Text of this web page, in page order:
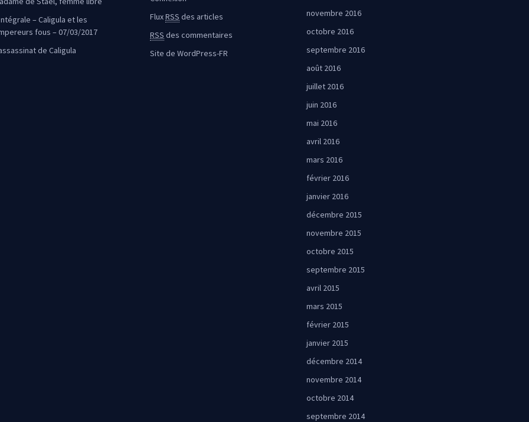
– Caligula et les
fous – 07/03/2017
de Caligula
novembre 2016
octobre 2016
septembre 2016
août 2016
juillet 2016
juin 2016
mai 2016
avril 2016
mars 2016
février 2016
janvier 2016
décembre 2015
novembre 2015
octobre 2015
septembre 2015
avril 2015
mars 2015
février 2015
janvier 2015
décembre 2014
novembre 2014
octobre 2014
septembre 2014
FluxRSS des articles
RSS des commentaires
Site de WordPress-FR